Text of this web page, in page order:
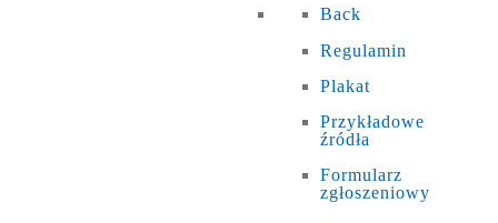
Back
Regulamin
Plakat
Przykładowe
źródła
Formularz
zgłoszeniowy